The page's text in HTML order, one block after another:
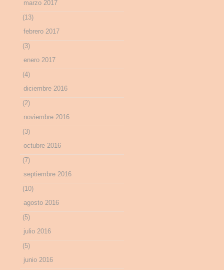
marzo 2017
(13)
febrero 2017
(3)
enero 2017
(4)
diciembre 2016
(2)
noviembre 2016
(3)
octubre 2016
(7)
septiembre 2016
(10)
agosto 2016
(5)
julio 2016
(5)
junio 2016